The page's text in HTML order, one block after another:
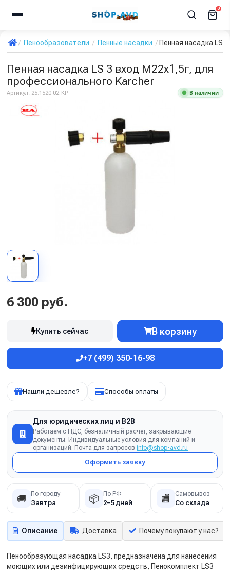
0
Пенообразователи Пенные насадки Пенная насадка LS
Пенная насадка LS 3 вход М22х1,5г, для
профессионального Karcher
Артикул: 25.1520.02-KP В наличии
6 300 руб.
Купить сейчас В корзину
+7 (499) 350-16-98
Нашли дешевле? Способы оплаты
Для юридических лиц и B2B
Работаем с НДС, безналичный расчёт, закрывающие
документы. Индивидуальные условия для компаний и
организаций. Почта для запросов info@shop-avd.ru
Оформить заявку
🚚 По городу
Завтра 📦 По РФ
2–5 дней 🏬 Самовывоз
Со склада
Описание Доставка Почему покупают у нас?
Пенообразующая насадка LS3, предназначена для нанесения
моющих или дезинфицирующих средств, Пенокомплект LS3